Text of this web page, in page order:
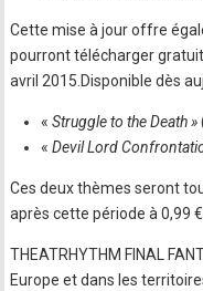
Cette mise à jour offre
pourront télécharger
avril 2015.Disponible dès
«Struggle to the Death »
«Devil Lord
Ces deux thèmes seront
après cette période à 0,99 €
THEATRHYTHM FINAL
Europe et dans les